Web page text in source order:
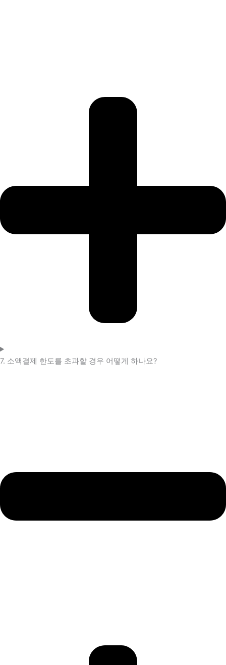
7. 소액결제 한도를 초과할 경우 어떻게 하나요?